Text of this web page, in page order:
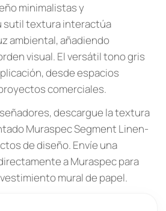
minimalistas y
sutil textura interactúa
ambiental, añadiendo
visual. El versátil tono gris
desde espacios
comerciales.
descargue la textura
Muraspec Segment Linen-
de diseño. Envíe una
a Muraspec para
mural de papel.